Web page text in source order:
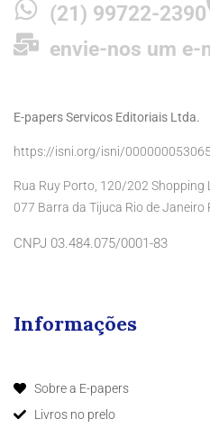
(21) 99722-2390
envie-nos um e-
E-papers Servicos Editoriais Ltda.
https://isni.org/isni/
Rua Ruy Porto, 120/202 Shopping
077 Barra da Tijuca Rio de Janeiro
CNPJ 03.484.075/0001-83
Informações
Sobre a E-papers
Livros no prelo